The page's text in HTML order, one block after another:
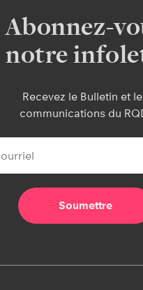
Abonnez-
notre
Recevez le Bulletin et
communications du